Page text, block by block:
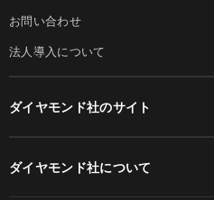
お問い合わせ
法人導入について
ダイヤモンド社のサイト
ダイヤモンド社について